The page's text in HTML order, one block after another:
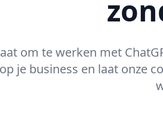
om te werken met
je business en laat onze